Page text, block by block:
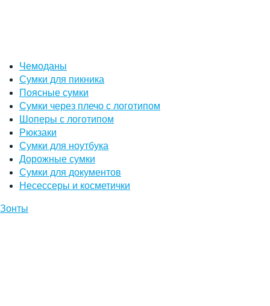
Чемоданы
Сумки для пикника
Поясные сумки
Сумки через плечо с логотипом
Шоперы с логотипом
Рюкзаки
Сумки для ноутбука
Дорожные сумки
Сумки для документов
Несессеры и косметички
Зонты